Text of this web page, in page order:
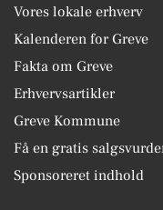
Vores lokale erhverv
Kalenderen for Greve
Fakta om Greve
Erhvervsartikler
Greve Kommune
Få en gratis
Sponsoreret indhold